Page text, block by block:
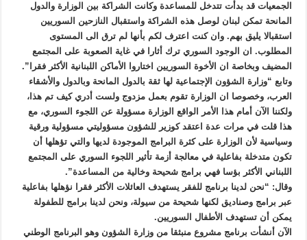
الجمعيات قد بدأت تتدخل للمساعدة وكانت الشراكة بين الوزارة والدول
المانحة تمكن لبنان لوصل هذه الشراكة واستقبال النازحين السوريين
استقبالا يليق بهم. وان كنت اعترف لكم بأنها لم ترق الى المستوى
المطلوب. ان الوجود السوري ترك أثارا في غاية الصعوبة على المجتمع
المضيف وبخاصة ان الأخوة السوريين اختاروا الأماكن اللبنانية الأكثر فقرا”.
وتابع “وزارة الشؤون الإجتماعية لها ثقة بالدول المانحة وبالدول والأشقاء
العرب، وخصوصا ان الوزارة تقوم بعمل مزدوج ولست أدري كيف تم هذا،
ولكننا الآن أمام هذا الأمر الواقع الوزارة مسؤولة عن اللجوء السوري، مع
هذا قلت في مرات عدة اعتقد كوزير للشؤون مسؤوليتي مسؤولية ورقية
وسياسية لأن الوزارة على كثرة البرامج الموجودة لديها والتي تؤهلها أن
تكون متدخلة بفاعلية في معالجة أزمة تأثير اللجوء السوري على المجتمع
اللبناني الأكثر بؤسا فهي برامج شحيحة وخالية من المساعدة”.
وقال: “نحن لدينا برنامج للفقر يستهدف العائلات الأكثر فقرا نؤهلها بفاعلية
عبر برامج وصناديق لكنها شحيحة من سيولة، ونحن لدينا برامج للطفولة
يمكن أن تستهدف الأطفال السوريين.
الآن أنشأت برنامج مشروع منبثقا من وزارة الشؤون وهو البرنامج الوطني